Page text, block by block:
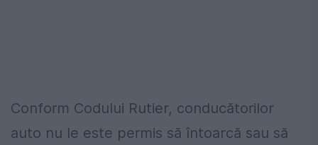
Conform Codului Rutier, conducătorilor
auto nu le este permis să întoarcă sau să